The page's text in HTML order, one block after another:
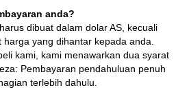
anda?
dibuat dalam dolar AS, kecuali
yang dihantar kepada anda.
kami, kami menawarkan dua syarat
Pembayaran pendahuluan penuh
terlebih dahulu.